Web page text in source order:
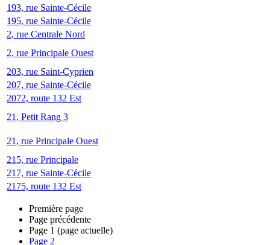
193, rue Sainte-Cécile
195, rue Sainte-Cécile
2, rue Centrale Nord
2, rue Principale Ouest
203, rue Saint-Cyprien
207, rue Sainte-Cécile
2072, route 132 Est
21, Petit Rang 3
21, rue Principale Ouest
215, rue Principale
217, rue Sainte-Cécile
2175, route 132 Est
Première page
Page précédente
Page 1 (page actuelle)
Page 2